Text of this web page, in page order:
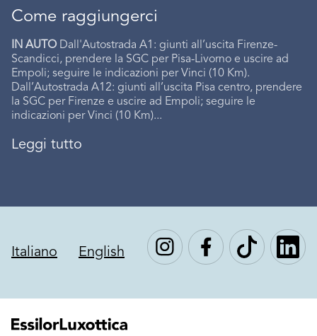
Come raggiungerci
IN AUTODall'Autostrada A1: giunti all’uscita Firenze-
Scandicci, prendere la SGC per Pisa-Livorno e uscire ad
Empoli; seguire le indicazioni per Vinci (10 Km).
Dall’Autostrada A12: giunti all’uscita Pisa centro, prendere
la SGC per Firenze e uscire ad Empoli; seguire le
indicazioni per Vinci (10 Km)...
Leggi tutto
Italiano English